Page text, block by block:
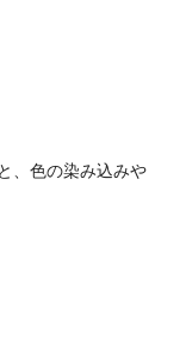
、色の染み込みや